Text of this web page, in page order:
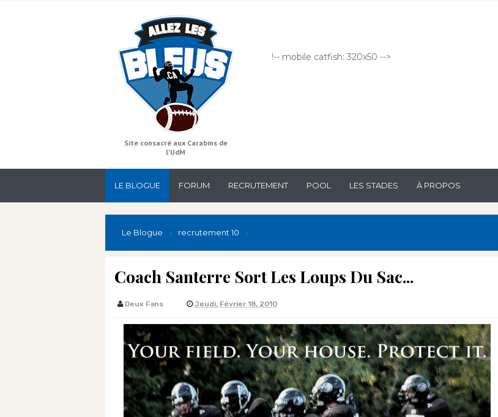
Site consacré aux Carabins de
l'UdM
!-- mobile catfish: 320x50 -->
LE BLOGUE FORUM RECRUTEMENT POOL LES STADES À PROPOS
Le Blogue recrutement 10
Coach Santerre Sort Les Loups Du Sac...
Deux Fans Jeudi, Février 18, 2010